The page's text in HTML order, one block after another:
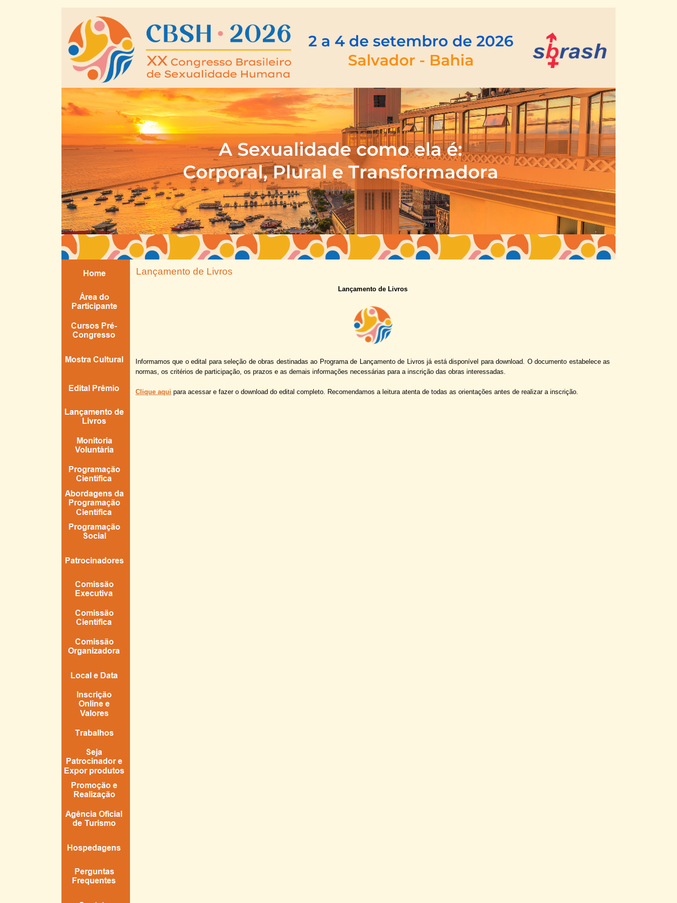
Lançamento de Livros
Lançamento de Livros
Informamos que o edital para seleção de obras destinadas ao Programa de Lançamento de Livros já está disponível para download. O documento estabelece as
normas, os critérios de participação, os prazos e as demais informações necessárias para a inscrição das obras interessadas.
Clique aqui para acessar e fazer o download do edital completo. Recomendamos a leitura atenta de todas as orientações antes de realizar a inscrição.